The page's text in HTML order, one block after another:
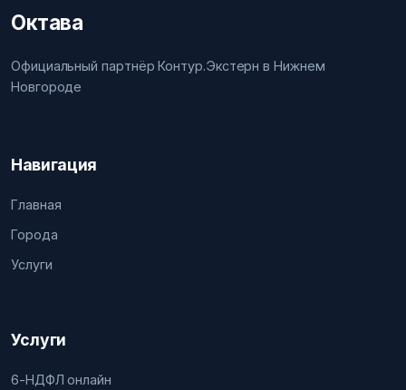
Октава
Официальный партнёр Контур.Экстерн в Нижнем
Новгороде
Навигация
Главная
Города
Услуги
Услуги
6-НДФЛ онлайн